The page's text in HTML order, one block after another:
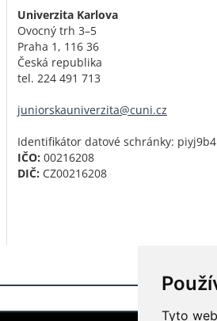
Tyto
Univerzita Karlova
Ovocný trh 3–5
Praha 1, 116 36
Česká republika
tel. 224 491 713
juniorskauniverzita@cuni.cz
Identifikátor datové schránky: piyj9b4
IČO: 00216208
DIČ: CZ00216208